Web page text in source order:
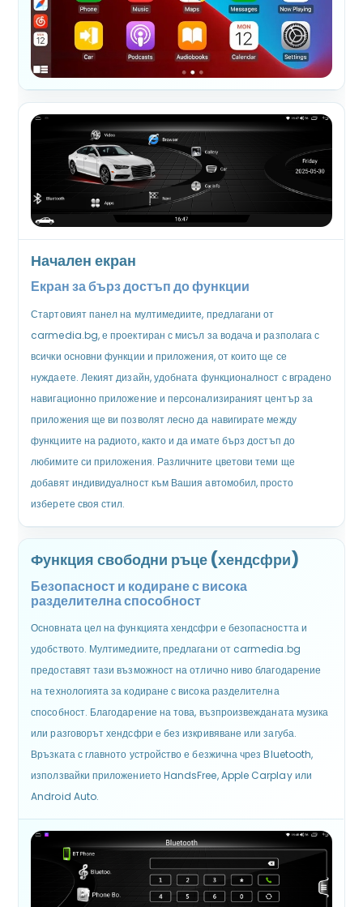
Начален екран
Екран за бърз достъп до функции
Стартовият панел на мултимедиите, предлагани от
carmedia.bg, е проектиран с мисъл за водача и разполага с
всички основни функции и приложения, от които ще се
нуждаете. Лекият дизайн, удобната функционалност с вградено
навигационно приложение и персонализираният център за
приложения ще ви позволят лесно да навигирате между
функциите на радиото, както и да имате бърз достъп до
любимите си приложения. Различните цветови теми ще
добавят индивидуалност към Вашия автомобил, просто
изберете своя стил.
Функция свободни ръце (хендсфри)
Безопасност и кодиране с висока
разделителна способност
Основната цел на функцията хендсфри е безопасността и
удобството. Мултимедиите, предлагани от carmedia.bg
предоставят тази възможност на отлично ниво благодарение
на технологията за кодиране с висока разделителна
способност. Благодарение на това, възпроизвежданата музика
или разговорът хендсфри е без изкривяване или загуба.
Връзката с главното устройство е безжична чрез Bluetooth,
използвайки приложението HandsFree, Apple Carplay или
Android Auto.